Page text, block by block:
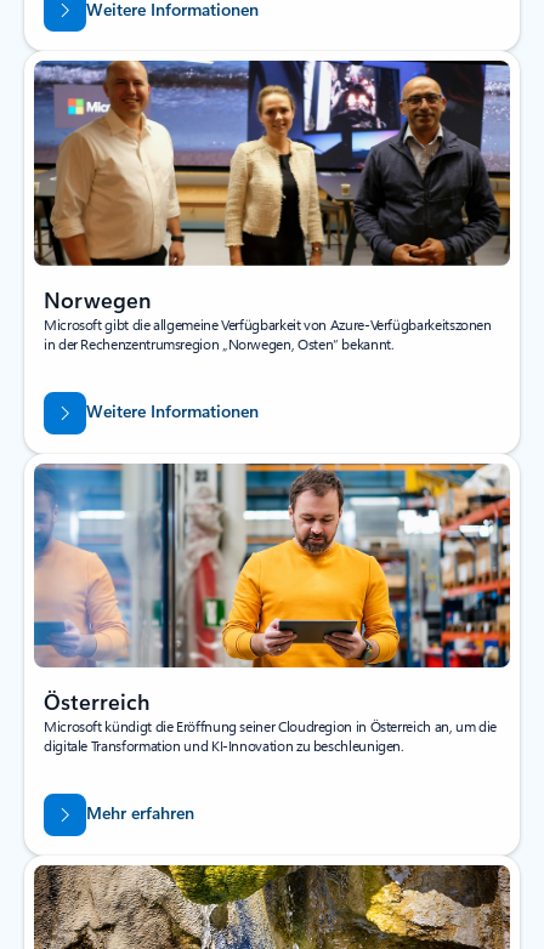
Weitere Informationen
Norwegen
Microsoft gibt die allgemeine Verfügbarkeit von Azure-Verfügbarkeitszonen
in der Rechenzentrumsregion „Norwegen, Osten“ bekannt.
Weitere Informationen
Österreich
Microsoft kündigt die Eröffnung seiner Cloudregion in Österreich an, um die
digitale Transformation und KI-Innovation zu beschleunigen.
Mehr erfahren